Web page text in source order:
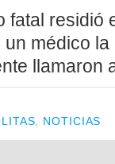
fatal residió
médico la
llamaron
NOTICIAS